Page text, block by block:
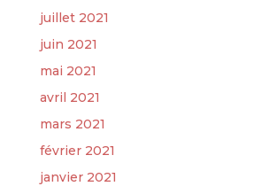
juillet 2021
juin 2021
mai 2021
avril 2021
mars 2021
février 2021
janvier 2021